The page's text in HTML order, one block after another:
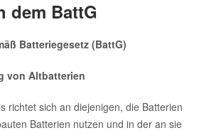
dem BattG
Batteriegesetz (BattG)
von Altbatterien
richtet sich an diejenigen, die Batterien
Batterien nutzen und in der an sie